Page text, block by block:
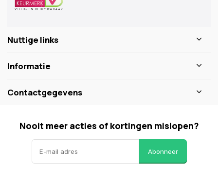
Nuttige links
Informatie
Contactgegevens
Nooit meer acties of kortingen mislopen?
Abonneer